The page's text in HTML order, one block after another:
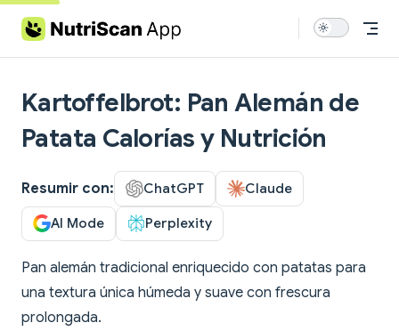
Skip to content
Kartoffelbrot: Pan Alemán de
Patata Calorías y Nutrición
Resumir con: ChatGPT Claude
AI Mode Perplexity
Pan alemán tradicional enriquecido con patatas para
una textura única húmeda y suave con frescura
prolongada.